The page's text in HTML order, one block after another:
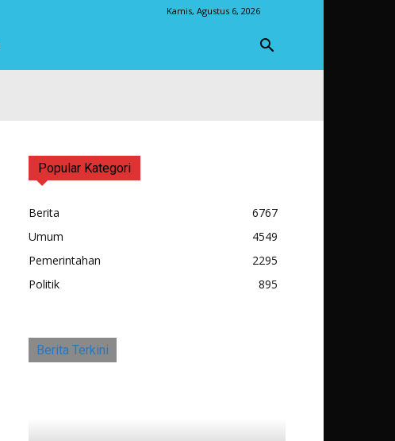
Kamis, Agustus 6, 2026
Popular Kategori
Berita
6767
Umum
4549
Pemerintahan
2295
Politik
895
Berita Terkini